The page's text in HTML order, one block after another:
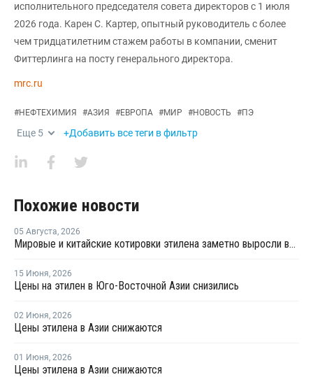
исполнительного председателя совета директоров с 1 июля
2026 года. Карен С. Картер, опытный руководитель с более
чем тридцатилетним стажем работы в компании, сменит
Фиттерлинга на посту генерального директора.
mrc.ru
#НЕФТЕХИМИЯ #АЗИЯ #ЕВРОПА #МИР #НОВОСТЬ #ПЭ
Еще 5 +Добавить все теги в фильтр
Похожие новости
05 Августа, 2026
Мировые и китайские котировки этилена заметно выросли во второй половине июля
15 Июня, 2026
Цены на этилен в Юго-Восточной Азии снизились
02 Июня, 2026
Цены этилена в Азии снижаются
01 Июня, 2026
Цены этилена в Азии снижаются